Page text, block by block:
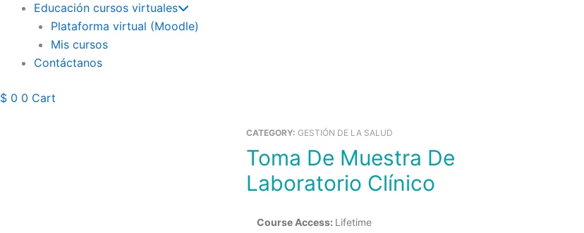
Educación cursos virtuales
Plataforma virtual (Moodle)
Mis cursos
Contáctanos
$ 0 0 Cart
CATEGORY: GESTIÓN DE LA SALUD
Toma De Muestra De
Laboratorio Clínico
Course Access: Lifetime